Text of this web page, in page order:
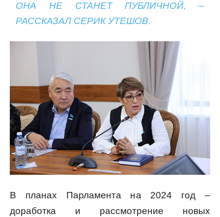
ОНА НЕ СТАНЕТ ПУБЛИЧНОЙ, –
РАССКАЗАЛ СЕРИК УТЕШОВ.
В планах Парламента на 2024 год –
доработка и рассмотрение новых